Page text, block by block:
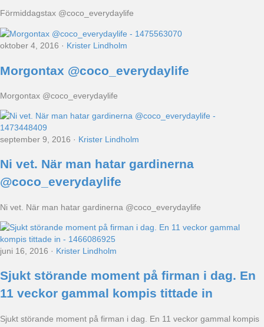
Förmiddagstax @coco_everydaylife
oktober 4, 2016 · Krister Lindholm
Morgontax @coco_everydaylife
Morgontax @coco_everydaylife
september 9, 2016 · Krister Lindholm
Ni vet. När man hatar gardinerna
@coco_everydaylife
Ni vet. När man hatar gardinerna @coco_everydaylife
juni 16, 2016 · Krister Lindholm
Sjukt störande moment på firman i dag. En
11 veckor gammal kompis tittade in
Sjukt störande moment på firman i dag. En 11 veckor gammal kompis